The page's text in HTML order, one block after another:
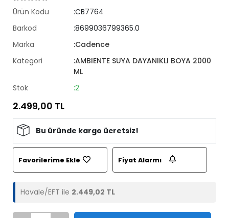
Ürün Kodu
:CB7764
Barkod
:8699036799365.0
Marka
:Cadence
Kategori
:AMBIENTE SUYA DAYANIKLI BOYA 2000
ML
Stok
:2
2.499,00 TL
Bu üründe kargo ücretsiz!
Favorilerime Ekle Fiyat Alarmı
Havale/EFT ile 2.449,02 TL